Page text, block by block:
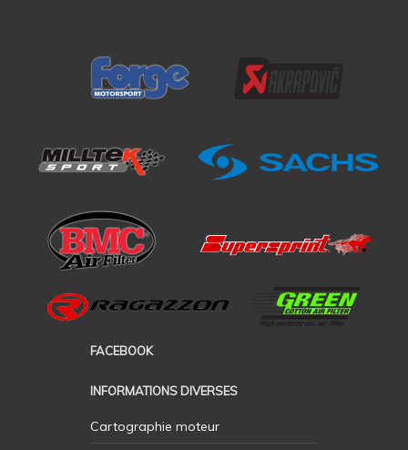
FACEBOOK
INFORMATIONS DIVERSES
Cartographie moteur